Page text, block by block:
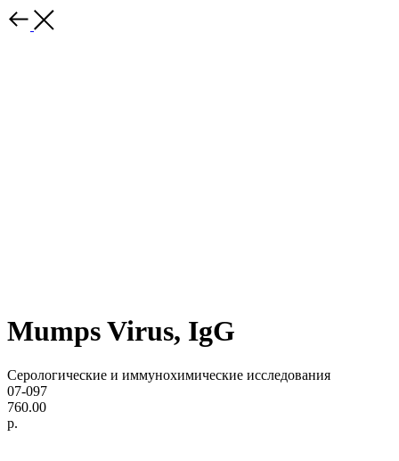
Mumps Virus, IgG
Серологические и иммунохимические исследования
07-097
760.00
р.